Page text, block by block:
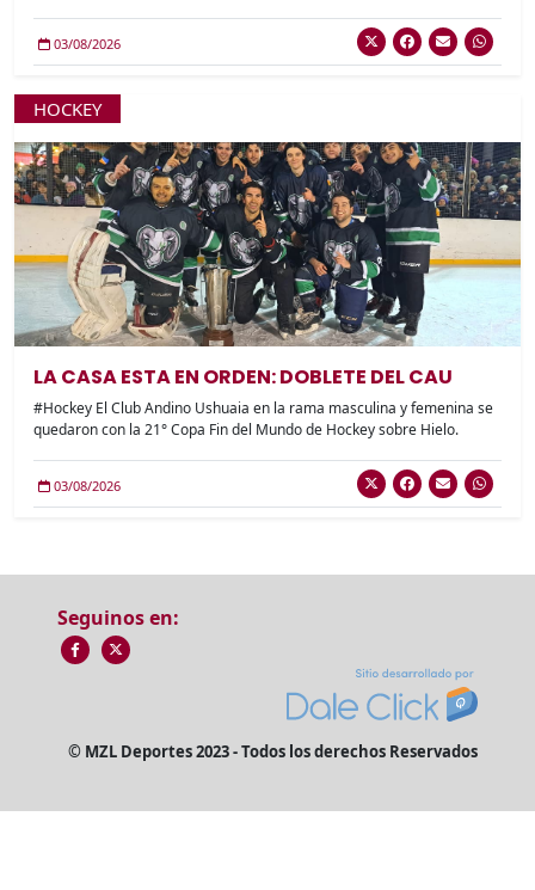
03/08/2026
HOCKEY
LA CASA ESTA EN ORDEN: DOBLETE DEL CAU
#Hockey El Club Andino Ushuaia en la rama masculina y femenina se
quedaron con la 21° Copa Fin del Mundo de Hockey sobre Hielo.
03/08/2026
Seguinos en:
© MZL Deportes 2023 - Todos los derechos Reservados